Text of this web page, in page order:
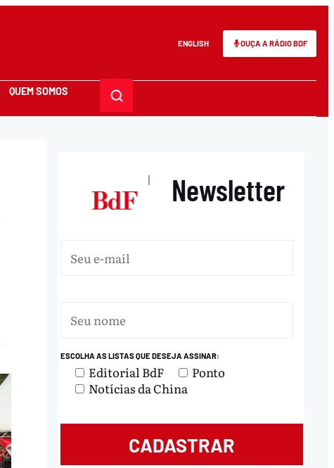
ENGLISH OUÇA A RÁDIO BDF
QUEM SOMOS
| Newsletter
ESCOLHA AS LISTAS QUE DESEJA ASSINAR:
Editorial BdF
Ponto
Notícias da China